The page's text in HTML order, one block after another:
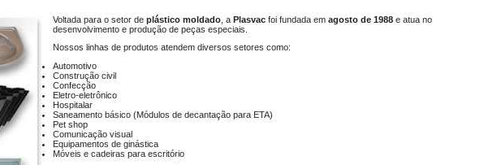
Voltada para o setor de plástico moldado, a Plasvacfoi fundada em agosto de 1988e atua no
desenvolvimento e produção de peças especiais.
Nossos linhas de produtos atendem diversos setores como:
Automotivo
Construção civil
Confecção
Eletro-eletrônico
Hospitalar
Saneamento básico (Módulos de decantação para ETA)
Pet shop
Comunicação visual
Equipamentos de ginástica
Móveis e cadeiras para escritório